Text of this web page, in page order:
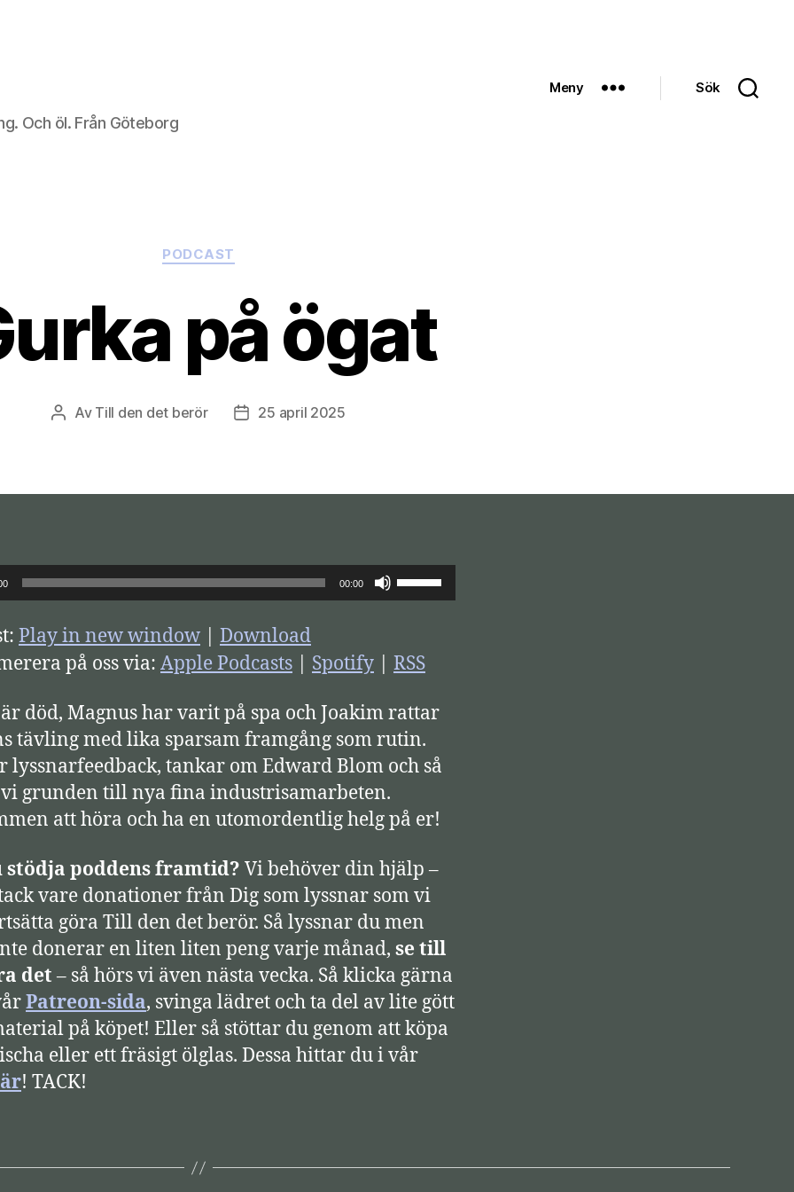
Och öl. Från Göteborg
Meny Sök
Kategorier
PODCAST
på ögat
Inläggsförfattare
Av Till den det berör Inläggsdatum
25 april 2025
00:00
A
n
ä
d
u
p
/
e
r
-
p
i
l
Play in new window
Download
på oss via: Apple Podcasts Spotify RSS
död, Magnus har varit på spa och Joakim rattar
tävling med lika sparsam framgång som rutin.
lyssnarfeedback, tankar om Edward Blom och så
grunden till nya fina industrisamarbeten.
att höra och ha en utomordentlig helg på er!
stödja poddens framtid? Vi behöver din hjälp –
vare donationer från Dig som lyssnar som vi
göra Till den det berör. Så lyssnar du men
donerar en liten liten peng varje månad, se till
det – så hörs vi även nästa vecka. Så klicka gärna
Patreon-sida, svinga lädret och ta del av lite gött
på köpet! Eller så stöttar du genom att köpa
eller ett fräsigt ölglas. Dessa hittar du i vår
! TACK!